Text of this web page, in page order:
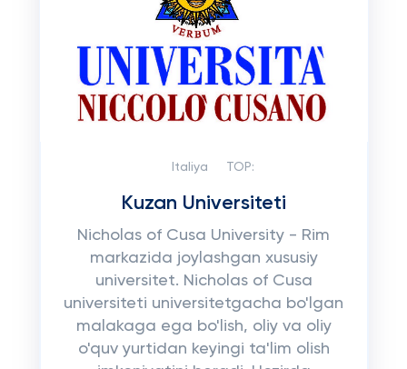
Italiya TOP:
Kuzan Universiteti
Nicholas of Cusa University - Rim
markazida joylashgan xususiy
universitet. Nicholas of Cusa
universiteti universitetgacha bo'lgan
malakaga ega bo'lish, oliy va oliy
o'quv yurtidan keyingi ta'lim olish